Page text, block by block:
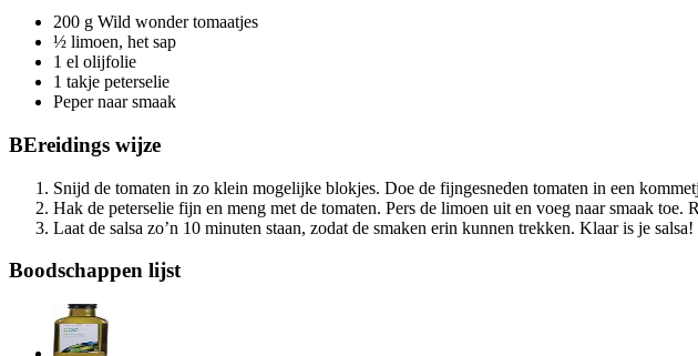
200 g Wild wonder tomaatjes
½ limoen, het sap
1 el olijfolie
1 takje peterselie
Peper naar smaak
BEreidings wijze
Snijd de tomaten in zo klein mogelijke blokjes. Doe de fijngesneden tomaten in een
Hak de peterselie fijn en meng met de tomaten. Pers de limoen uit en voeg naar smaak toe.
Laat de salsa zo’n 10 minuten staan, zodat de smaken erin kunnen trekken. Klaar is je
Boodschappen lijst